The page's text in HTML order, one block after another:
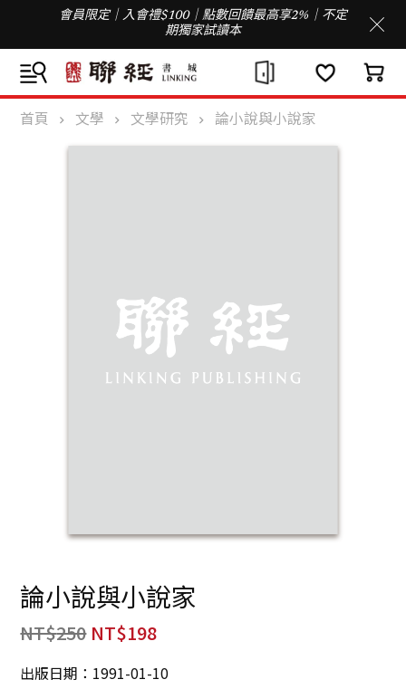
會員限定｜入會禮$100｜點數回饋最高享2%｜不定
期獨家試讀本
首頁 文學 文學研究 論小說與小說家
論小說與小說家
NT$250 NT$198
出版日期：1991-01-10